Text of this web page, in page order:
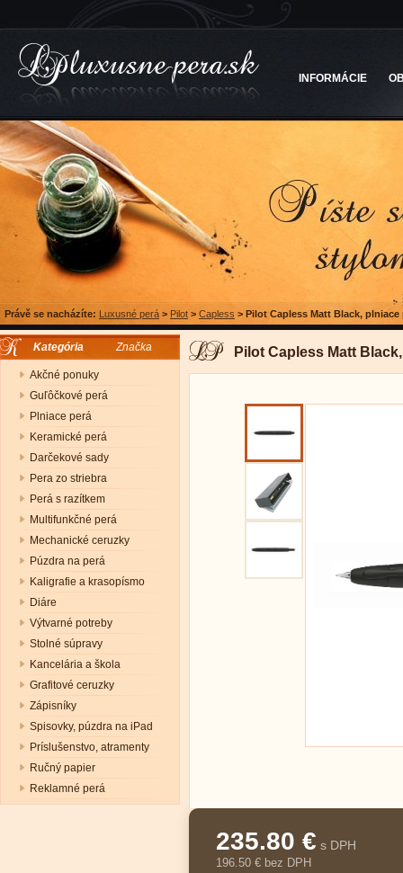
INFORMÁCIE
Právě se nacházíte: Luxusné perá > Pilot > Capless > Pilot Capless Matt Black, plniace
Kategória Značka
Akčné ponuky
Guľôčkové perá
Plniace perá
Keramické perá
Darčekové sady
Pera zo striebra
Perá s razítkem
Multifunkčné perá
Mechanické ceruzky
Púzdra na perá
Kaligrafie a krasopísmo
Diáre
Výtvarné potreby
Stolné súpravy
Kancelária a škola
Grafitové ceruzky
Zápisníky
Spisovky, púzdra na iPad
Príslušenstvo, atramenty
Ručný papier
Reklamné perá
Pilot Capless Matt
235.80 € s DPH
196.50 € bez DPH